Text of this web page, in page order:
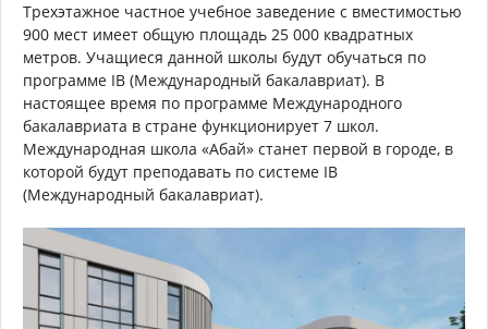
Трехэтажное частное учебное заведение с вместимостью
900 мест имеет общую площадь 25 000 квадратных
метров. Учащиеся данной школы будут обучаться по
программе IB (Международный бакалавриат). В
настоящее время по программе Международного
бакалавриата в стране функционирует 7 школ.
Международная школа «Абай» станет первой в городе, в
которой будут преподавать по системе IB
(Международный бакалавриат).